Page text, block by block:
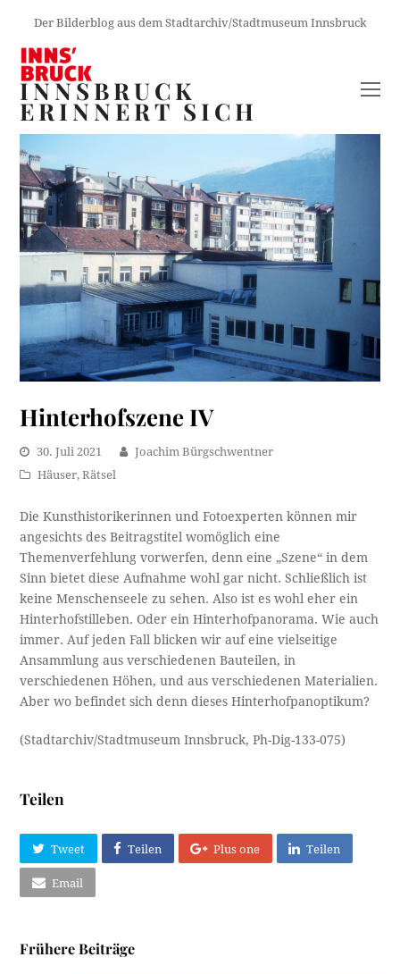
Der Bilderblog aus dem Stadtarchiv/Stadtmuseum Innsbruck
INNSBRUCK
ERINNERT SICH
Hinterhofszene IV
30. Juli 2021
Joachim Bürgschwentner
Häuser,Rätsel
Die Kunsthistorikerinnen und Fotoexperten können mir
angesichts des Beitragstitel womöglich eine
Themenverfehlung vorwerfen, denn eine „Szene“ in dem
Sinn bietet diese Aufnahme wohl gar nicht. Schließlich ist
keine Menschenseele zu sehen. Also ist es wohl eher ein
Hinterhofstilleben. Oder ein Hinterhofpanorama. Wie auch
immer. Auf jeden Fall blicken wir auf eine vielseitige
Ansammlung aus verschiedenen Bauteilen, in
verschiedenen Höhen, und aus verschiedenen Materialien.
Aber wo befindet sich denn dieses Hinterhofpanoptikum?
(Stadtarchiv/Stadtmuseum Innsbruck, Ph-Dig-133-075)
Teilen
Tweet Teilen Plus one Teilen
Email
Frühere Beiträge